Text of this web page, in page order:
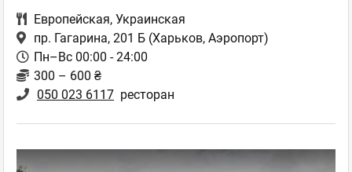
Европейская, Украинская
пр. Гагарина, 201 Б (Харьков, Аэропорт)
Пн–Вс 00:00 - 24:00
300 – 600 ₴
050 023 6117 ресторан